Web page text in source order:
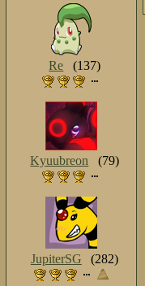
Re (137)
Kyuubreon (79)
JupiterSG (282)